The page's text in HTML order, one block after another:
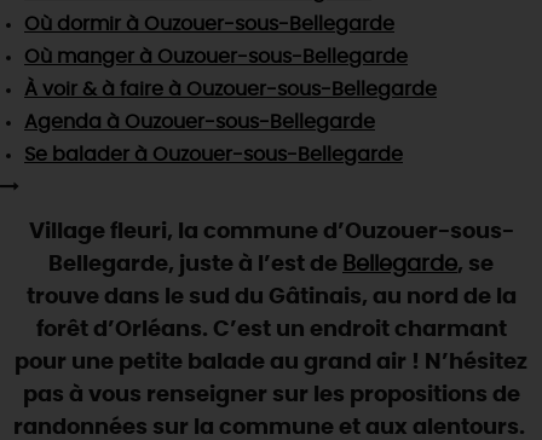
TOUTES LES ACTIVITÉS
Visitesgourmandes etcréatives
Vins etvignobles
Chic, une aire de pique-nique
Par ici les guinguettes
Que rapporter du Loiret ?
TOUT L'ART DE VIVRE
Des vacances auprès des animaux 🐎
(re)Découvrir les coulisses de la Faïencerie de
Gien !
Expérimenter les parcours Baludik
Rendez-vous de la nature en 2026
Des sorties en famille dans le Loiret !
Programme des animations "Loiret au fil de l'eau"
2026
Où sortir ?
SE DÉPLACER
INFOS &SERVICES
RÉSERVERMAINTENANT
Où dormir à Ouzouer-sous-Bellegarde
Où manger à Ouzouer-sous-Bellegarde
À voir & à faire à Ouzouer-sous-Bellegarde
Agenda à Ouzouer-sous-Bellegarde
Se balader à Ouzouer-sous-Bellegarde
Village fleuri, la commune d’Ouzouer-sous-
Bellegarde, juste à l’est de Bellegarde, se
trouve dans le sud du Gâtinais, au nord de la
forêt d’Orléans. C’est un endroit charmant
pour une petite balade au grand air ! N’hésitez
pas à vous renseigner sur les propositions de
randonnées sur la commune et aux alentours.